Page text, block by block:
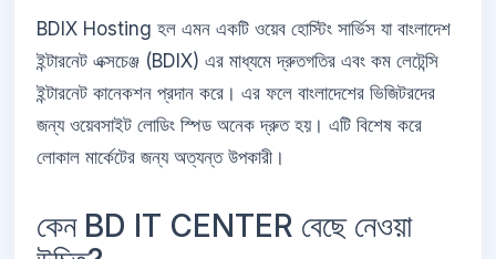
BDIX Hosting হল এমন একটি ওয়েব হোস্টিং সার্ভিস যা বাংলাদেশ
ইন্টারনেট এক্সচেঞ্জ (BDIX) এর মাধ্যমে দ্রুতগতির এবং কম লেটেন্সি
ইন্টারনেট কানেকশন প্রদান করে। এর ফলে বাংলাদেশের ভিজিটরদের
জন্য ওয়েবসাইট লোডিং স্পিড অনেক দ্রুত হয়। এটি বিশেষ করে
লোকাল মার্কেটের জন্য অত্যন্ত উপকারী।
কেন BD IT CENTER বেছে নেওয়া